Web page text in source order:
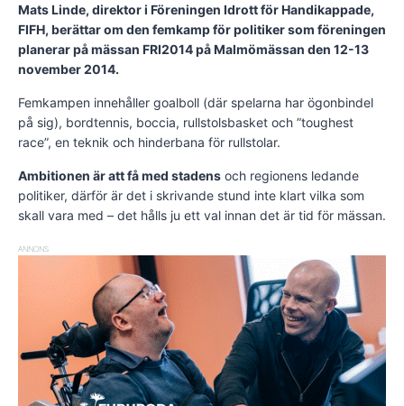
Mats Linde, direktor i Föreningen Idrott för Handikappade,
FIFH, berättar om den femkamp för politiker som föreningen
planerar på mässan FRI2014 på Malmömässan den 12-13
november 2014.
Femkampen innehåller goalboll (där spelarna har ögonbindel
på sig), bordtennis, boccia, rullstolsbasket och ”toughest
race”, en teknik och hinderbana för rullstolar.
Ambitionen är att få med stadens och regionens ledande
politiker, därför är det i skrivande stund inte klart vilka som
skall vara med – det hålls ju ett val innan det är tid för mässan.
ANNONS